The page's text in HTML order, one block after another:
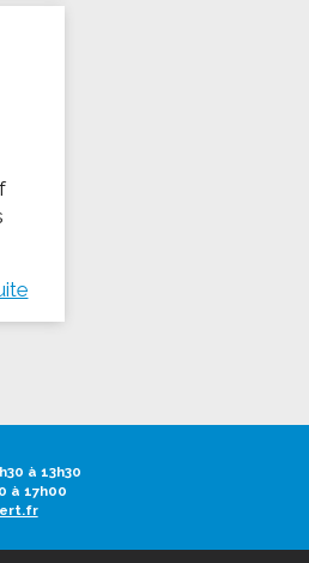
à 13h30
à 17h00